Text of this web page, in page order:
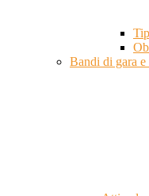
Bandi di gara e